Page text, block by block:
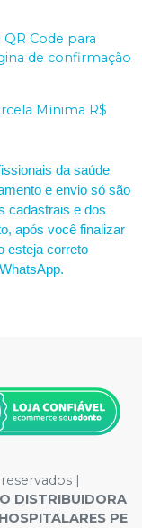
Code para
de confirmação
Mínima R$
da saúde
e envio só são
cadastrais e dos
após você finalizar
esteja correto
|
DISTRIBUIDORA
PE